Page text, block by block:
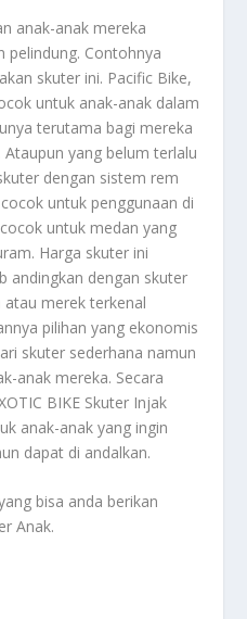
anak-anak mereka
pelindung. Contohnya
skuter ini. Pacific Bike,
untuk anak-anak dalam
terutama bagi mereka
yang belum terlalu
dengan sistem rem
untuk penggunaan di
untuk medan yang
Harga skuter ini
andingkan dengan skuter
merek terkenal
pilihan yang ekonomis
skuter sederhana namun
anak mereka. Secara
BIKE Skuter Injak
anak-anak yang ingin
dapat di andalkan.
bisa anda berikan
Anak.